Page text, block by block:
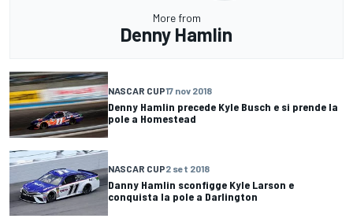
More from
Denny Hamlin
NASCAR CUP17 nov 2018
Denny Hamlin precede Kyle Busch e si prende la
pole a Homestead
NASCAR CUP2 set 2018
Danny Hamlin sconfigge Kyle Larson e
conquista la pole a Darlington